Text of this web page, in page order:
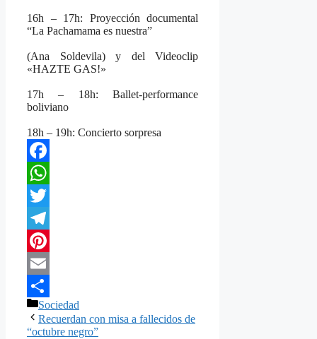
16h – 17h: Proyección documental
“La Pachamama es nuestra”
(Ana Soldevila) y del Videoclip
«HAZTE GAS!»
17h – 18h: Ballet-performance
boliviano
18h – 19h: Concierto sorpresa
Facebook
WhatsApp
Twitter
Telegram
Pinterest
Email
Compartir
Categorías
Sociedad
Recuerdan con misa a fallecidos de
“octubre negro”